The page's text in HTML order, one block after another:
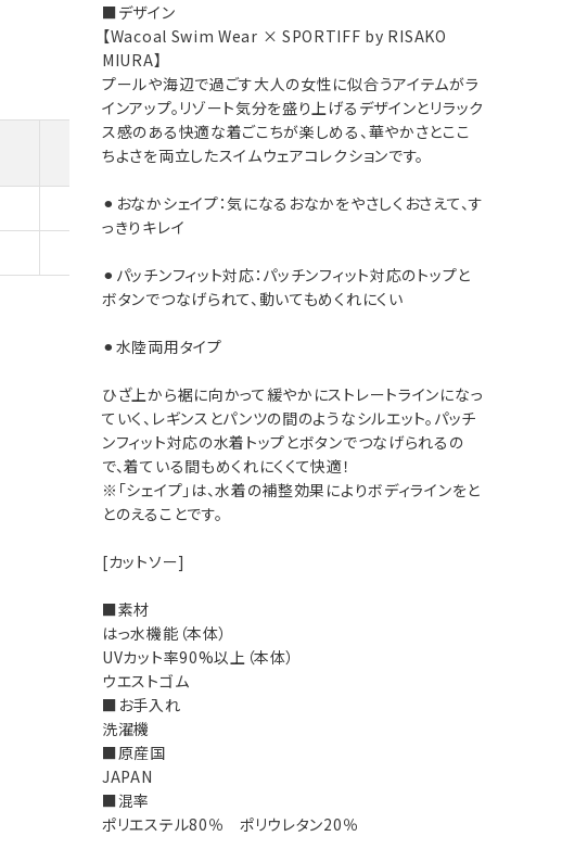
股上 渡り幅
23.5 21
■デザイン
【Wacoal Swim Wear × SPORTIFF by RISAKO
MIURA】
プールや海辺で過ごす大人の女性に似合うアイテムがラ
インアップ。リゾート気分を盛り上げるデザインとリラック
ス感のある快適な着ごこちが楽しめる、華やかさとここ
ちよさを両立したスイムウェアコレクションです。
⚫︎おなかシェイプ：気になるおなかをやさしくおさえて、す
っきりキレイ
⚫︎パッチンフィット対応：パッチンフィット対応のトップと
ボタンでつなげられて、動いてもめくれにくい
⚫︎水陸両用タイプ
ひざ上から裾に向かって緩やかにストレートラインになっ
ていく、レギンスとパンツの間のようなシルエット。パッチ
ンフィット対応の水着トップとボタンでつなげられるの
で、着ている間もめくれにくくて快適！
※「シェイプ」は、水着の補整効果によりボディラインをと
とのえることです。
[カットソー]
■素材
はっ水機能（本体）
UVカット率90%以上（本体）
ウエストゴム
■お手入れ
洗濯機
■原産国
JAPAN
■混率
ポリエステル80％ ポリウレタン20％